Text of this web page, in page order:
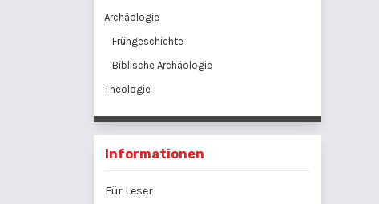
Archäologie
Frühgeschichte
Biblische Archäologie
Theologie
Informationen
Für Leser